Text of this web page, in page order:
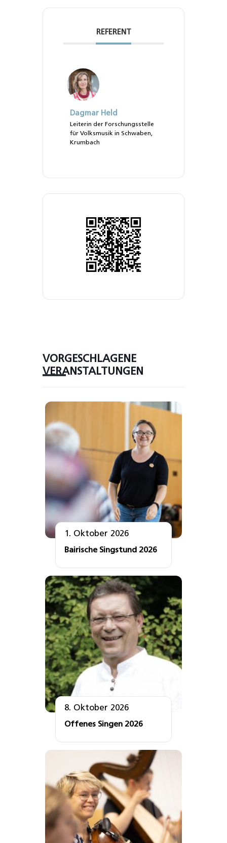
REFERENT
Dagmar Held
Leiterin der Forschungsstelle
für Volksmusik in Schwaben,
Krumbach
VORGESCHLAGENE
VERANSTALTUNGEN
1. Oktober 2026
Bairische Singstund 2026
8. Oktober 2026
Offenes Singen 2026